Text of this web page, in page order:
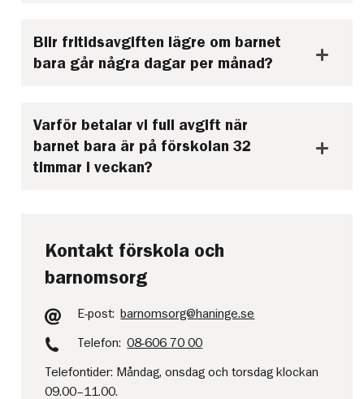
Blir fritidsavgiften lägre om barnet
bara går några dagar per månad?
Varför betalar vi full avgift när
barnet bara är på förskolan 32
timmar i veckan?
Kontakt förskola och
barnomsorg
E-post: barnomsorg@haninge.se
Telefon: 08-606 70 00
Telefontider: Måndag, onsdag och torsdag klockan
09.00–11.00.